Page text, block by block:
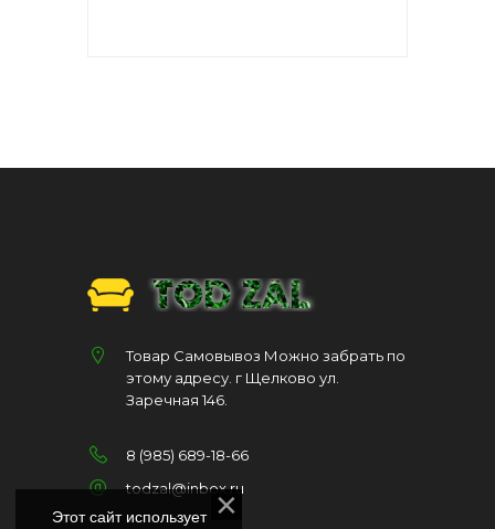
Товар Самовывоз Можно забрать по
этому адресу. г Щелково ул.
Заречная 146.
8 (985) 689-18-66
todzal@inbox.ru
Этот сайт использует